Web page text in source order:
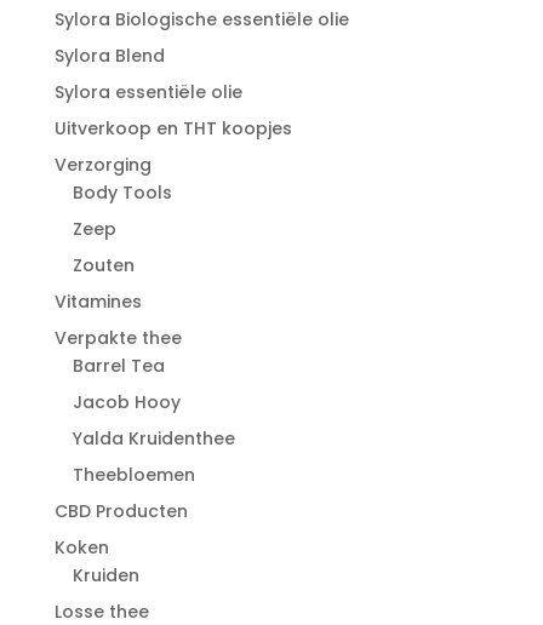
Sylora Biologische essentiële olie
Sylora Blend
Sylora essentiële olie
Uitverkoop en THT koopjes
Verzorging
Body Tools
Zeep
Zouten
Vitamines
Verpakte thee
Barrel Tea
Jacob Hooy
Yalda Kruidenthee
Theebloemen
CBD Producten
Koken
Kruiden
Losse thee